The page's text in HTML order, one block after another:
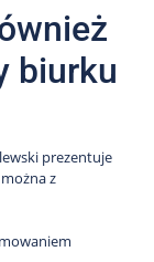
biurku
prezentuje
z